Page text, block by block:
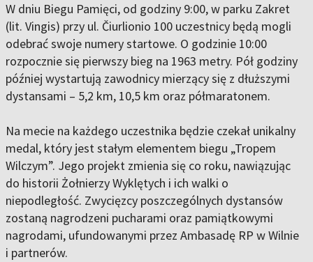
W dniu Biegu Pamięci, od godziny 9:00, w parku Zakret
(lit. Vingis) przy ul. Čiurlionio 100 uczestnicy będą mogli
odebrać swoje numery startowe. O godzinie 10:00
rozpocznie się pierwszy bieg na 1963 metry. Pół godziny
później wystartują zawodnicy mierzący się z dłuższymi
dystansami – 5,2 km, 10,5 km oraz półmaratonem.
Na mecie na każdego uczestnika będzie czekał unikalny
medal, który jest stałym elementem biegu „Tropem
Wilczym”. Jego projekt zmienia się co roku, nawiązując
do historii Żołnierzy Wyklętych i ich walki o
niepodległość. Zwycięzcy poszczególnych dystansów
zostaną nagrodzeni pucharami oraz pamiątkowymi
nagrodami, ufundowanymi przez Ambasadę RP w Wilnie
i partnerów.